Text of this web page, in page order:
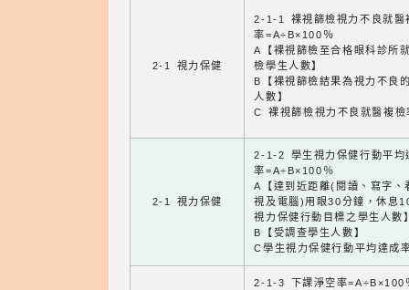
2-1 視力保健
2-1-1 裸視篩檢視力不良就醫
率=A÷B×100％
A【裸視篩檢至合格眼科診所
檢學生人數】
B【裸視篩檢結果為視力不良
人數】
C 裸視篩檢視力不良就醫複檢
2-1 視力保健
2-1-2 學生視力保健行動平均
率=A÷B×100％
A【達到近距離(閱讀、寫字、
視及電腦)用眼30分鐘，休息
視力保健行動目標之學生人數
B【受調查學生人數】
C學生視力保健行動平均達成
2-1-3 下課淨空率=A÷B×100